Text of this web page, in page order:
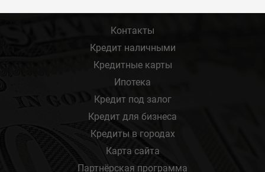
Контакты
Кредит наличными
Кредитные карты
Ипотека
Кредит под залог
Кредит для бизнеса
Кредиты в городах
Карта сайта
Партнёрская программа